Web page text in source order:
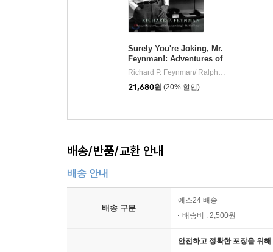
Surely You're Joking, Mr.
Feynman!: Adventures of
a Curious Character
Richard P. Feynman/ Ralph Leighton (EDT)/ Bill Gates (INT)
21,680원 (20% 할인)
배송/반품/교환 안내
배송 안내
배송 구분
예스24 배송
배송비 : 2,500원
안전하고 정확한 포장을 위